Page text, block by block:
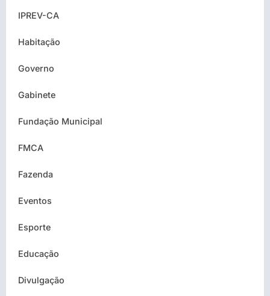
IPREV-CA
Habitação
Governo
Gabinete
Fundação Municipal
FMCA
Fazenda
Eventos
Esporte
Educação
Divulgação